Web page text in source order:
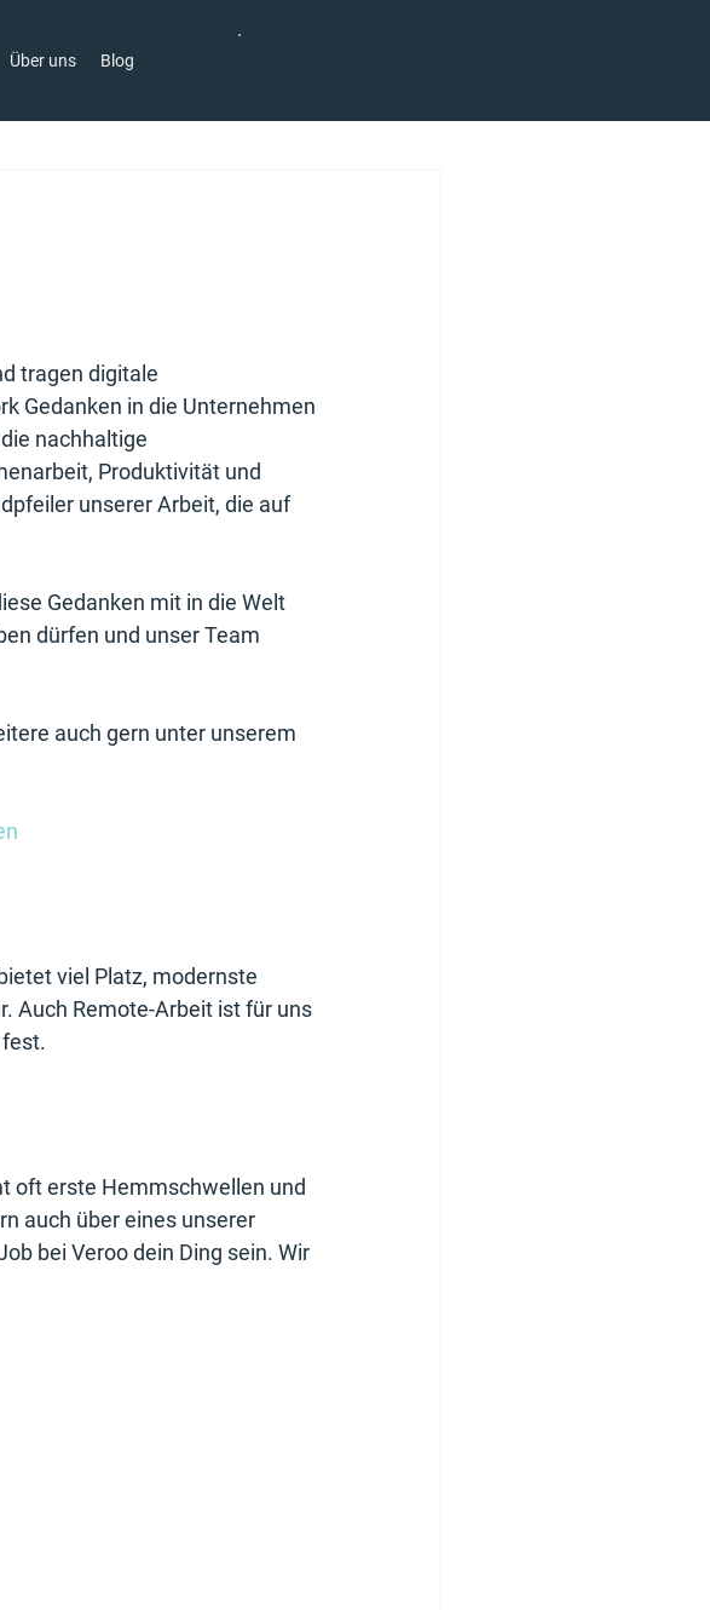
Über uns Blog
tragen digitale
Gedanken in die Unternehmen
nachhaltige
Produktivität und
unserer Arbeit, die auf
Gedanken mit in die Welt
dürfen und unser Team
auch gern unter unserem
viel Platz, modernste
Auch Remote-Arbeit ist für uns
oft erste Hemmschwellen und
auch über eines unserer
bei Veroo dein Ding sein. Wir